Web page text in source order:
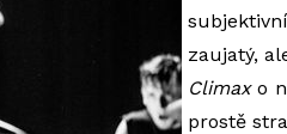
zaujatý,
Climaxo
prostě